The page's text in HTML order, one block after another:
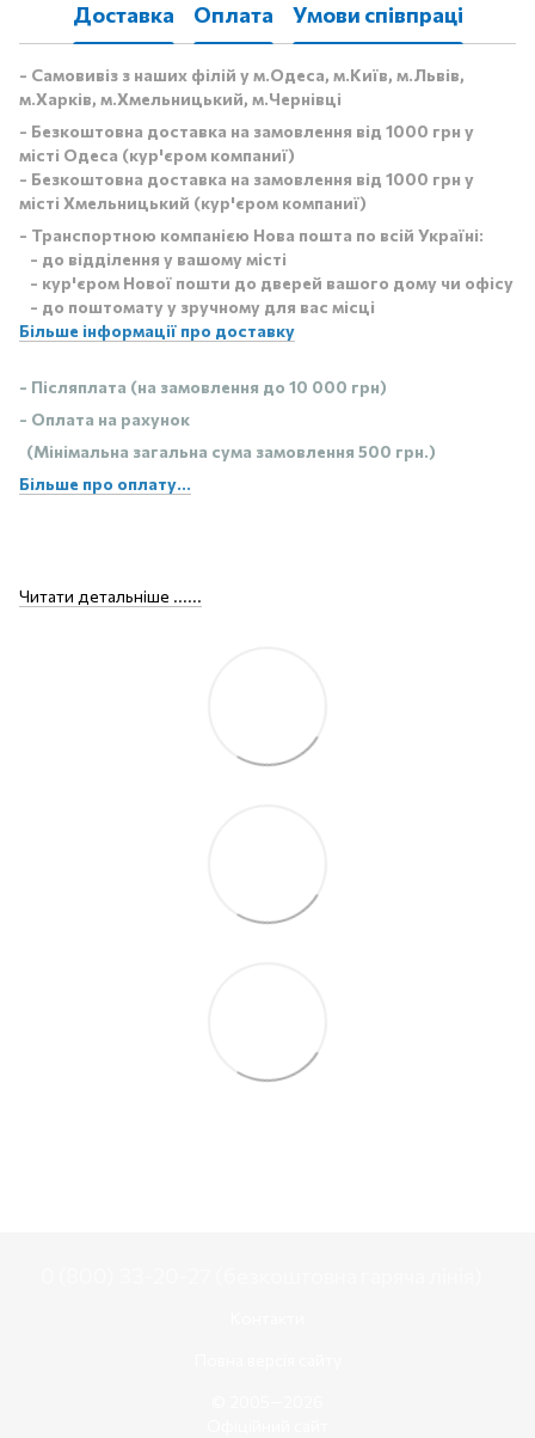
Доставка Оплата Умови співпраці
- Самовивіз з наших філій у м.Одеса, м.Київ, м.Львів,
м.Харків, м.Хмельницький, м.Чернівці
- Безкоштовна доставка на замовлення від 1000 грн у
місті Одеса (кур'єром компаниї)
- Безкоштовна доставка на замовлення від 1000 грн у
місті Хмельницький (кур'єром компаниї)
- Транспортною компанією Нова пошта по всій Україні:
- до відділення у вашому місті
- кур'єром Нової пошти до дверей вашого дому чи офісу
- до поштомату у зручному для вас місці
Більше інформації про доставку
- Післяплата (на замовлення до 10 000 грн)
- Оплата на рахунок
(Мінімальна загальна сума замовлення 500 грн.)
Більше про оплату...
Читати детальніше ......